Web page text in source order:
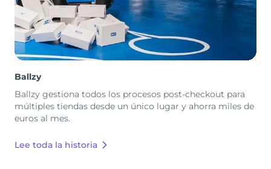
Ballzy
Ballzy gestiona todos los procesos post-checkout para
múltiples tiendas desde un único lugar y ahorra miles de
euros al mes.
Lee toda la historia